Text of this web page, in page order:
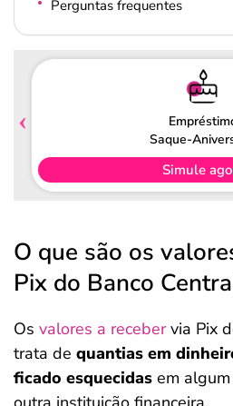
Perguntas frequentes
Saque-
Simule
O que são os
Pix do Banco
Os valores a recebervia Pix
trata de quantias em
ficado esquecidas em